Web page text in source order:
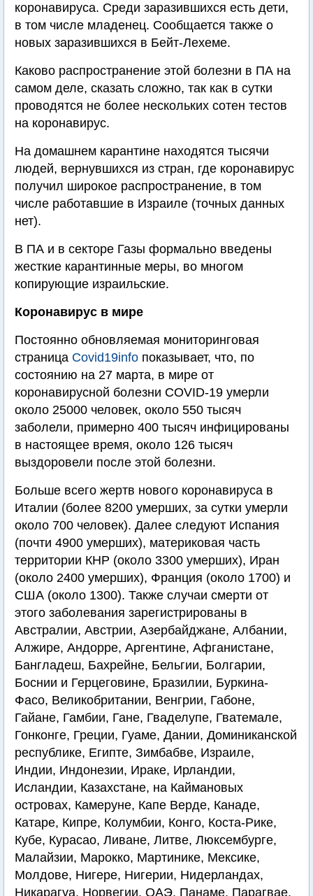
коронавируса. Среди заразившихся есть дети,
в том числе младенец. Сообщается также о
новых заразившихся в Бейт-Лехеме.
Каково распространение этой болезни в ПА на
самом деле, сказать сложно, так как в сутки
проводятся не более нескольких сотен тестов
на коронавирус.
На домашнем карантине находятся тысячи
людей, вернувшихся из стран, где коронавирус
получил широкое распространение, в том
числе работавшие в Израиле (точных данных
нет).
В ПА и в секторе Газы формально введены
жесткие карантинные меры, во многом
копирующие израильские.
Коронавирус в мире
Постоянно обновляемая мониторинговая
страница Covid19info показывает, что, по
состоянию на 27 марта, в мире от
коронавирусной болезни COVID-19 умерли
около 25000 человек, около 550 тысяч
заболели, примерно 400 тысяч инфицированы
в настоящее время, около 126 тысяч
выздоровели после этой болезни.
Больше всего жертв нового коронавируса в
Италии (более 8200 умерших, за сутки умерли
около 700 человек). Далее следуют Испания
(почти 4900 умерших), материковая часть
территории КНР (около 3300 умерших), Иран
(около 2400 умерших), Франция (около 1700) и
США (около 1300). Также случаи смерти от
этого заболевания зарегистрированы в
Австралии, Австрии, Азербайджане, Албании,
Алжире, Андорре, Аргентине, Афганистане,
Бангладеш, Бахрейне, Бельгии, Болгарии,
Боснии и Герцеговине, Бразилии, Буркина-
Фасо, Великобритании, Венгрии, Габоне,
Гайане, Гамбии, Гане, Гваделупе, Гватемале,
Гонконге, Греции, Гуаме, Дании, Доминиканской
республике, Египте, Зимбабве, Израиле,
Индии, Индонезии, Ираке, Ирландии,
Исландии, Казахстане, на Каймановых
островах, Камеруне, Капе Верде, Канаде,
Катаре, Кипре, Колумбии, Конго, Коста-Рике,
Кубе, Курасао, Ливане, Литве, Люксембурге,
Малайзии, Марокко, Мартинике, Мексике,
Молдове, Нигере, Нигерии, Нидерландах,
Никарагуа, Норвегии, ОАЭ, Панаме, Парагвае,